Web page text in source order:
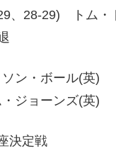
、28-29) トム・
ン・ボール(英)
ジョーンズ(英)
決定戦